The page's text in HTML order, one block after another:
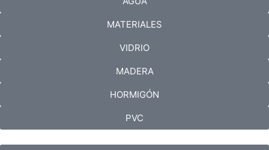
MATERIALES
VIDRIO
MADERA
HORMIGÓN
PVC